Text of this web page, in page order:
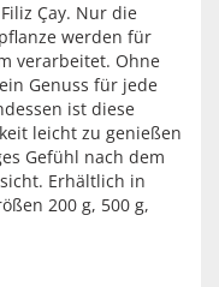
Çay. Nur die
werden für
verarbeitet. Ohne
Genuss für jede
ist diese
leicht zu genießen
Gefühl nach dem
Erhältlich in
200 g, 500 g,